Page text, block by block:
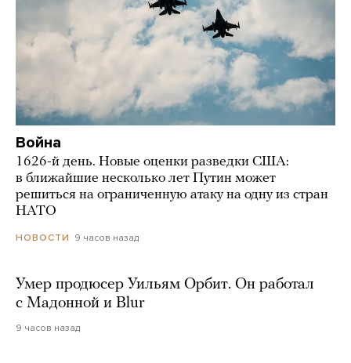
Война
1626-й день. Новые оценки разведки США:
в ближайшие несколько лет Путин может
решиться на ограниченную атаку на одну из стран
НАТО
НОВОСТИ 9 часов назад
Умер продюсер Уильям Орбит. Он работал
с Мадонной и Blur
9 часов назад